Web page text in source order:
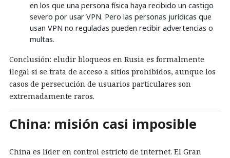
en los que una persona física haya recibido un castigo
severo por usar VPN. Pero las personas jurídicas que
usan VPN no reguladas pueden recibir advertencias o
multas.
Conclusión: eludir bloqueos en Rusia es formalmente
ilegal si se trata de acceso a sitios prohibidos, aunque los
casos de persecución de usuarios particulares son
extremadamente raros.
China: misión casi imposible
China es líder en control estricto de internet. El Gran